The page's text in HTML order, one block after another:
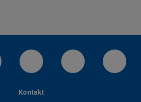
der TU Darmstadt
Kanal der TU
Bluesky-Kanal der TU
Facebook-
Kontakt